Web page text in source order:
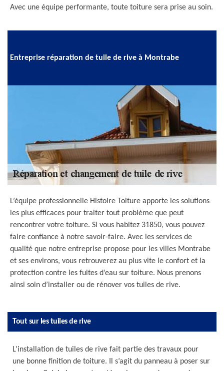
Avec une équipe performante, toute toiture sera prise au soin.
Entreprise réparation de tuile de rive à Montrabe
L’équipe professionnelle Histoire Toiture apporte les solutions
les plus efficaces pour traiter tout problème que peut
rencontrer votre toiture. Si vous habitez 31850, vous pouvez
faire confiance à notre savoir-faire. Avec les services de
qualité que notre entreprise propose pour les villes Montrabe
et ses environs, vous retrouverez au plus vite le confort et la
protection contre les fuites d’eau sur toiture. Nous prenons
ainsi soin d’installer ou de rénover vos tuiles de rive.
Tout sur les tuiles de rive
L’installation de tuiles de rive fait partie des travaux pour
une bonne finition de toiture. Il s’agit du panneau à poser sur